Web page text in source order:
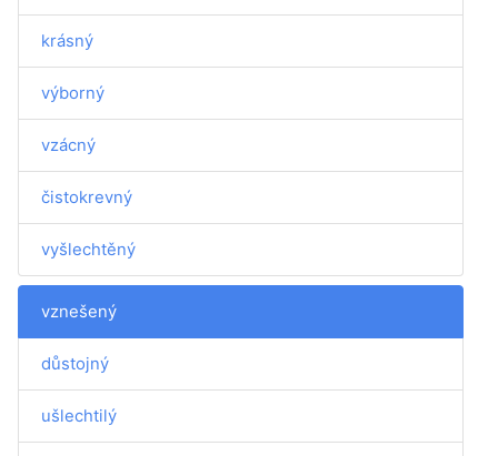
krásný
výborný
vzácný
čistokrevný
vyšlechtěný
vznešený
důstojný
ušlechtilý